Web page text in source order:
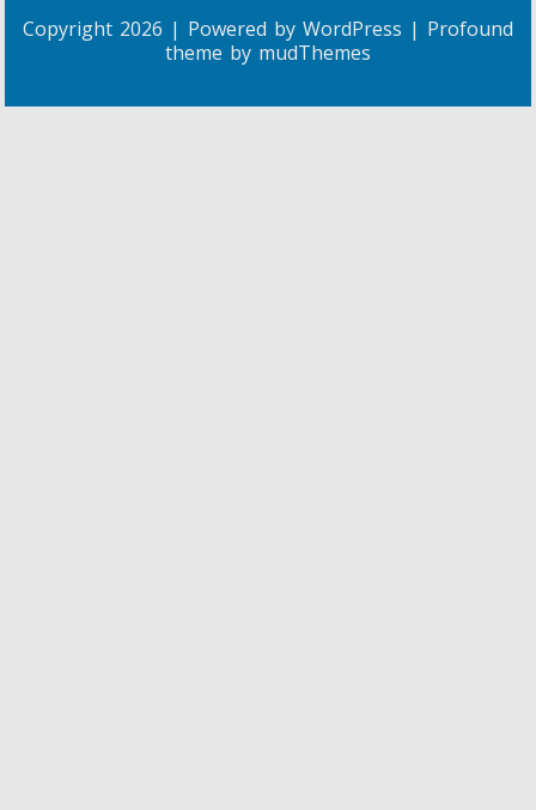
Copyright 2026 | Powered by WordPress | Profound
theme by mudThemes